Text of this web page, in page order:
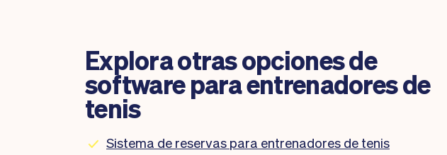
Explora otras opciones de
software para entrenadores de
tenis
Sistema de reservas para entrenadores de tenis